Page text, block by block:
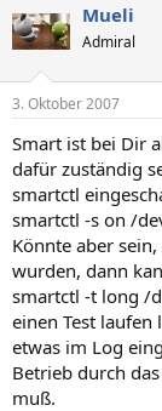
ATA Standard is:
Local Time is: Wed
SMART support is:
Disabled status
SMART support is:
SMART Disabled.
Mueli
Admiral
3. Oktober 2007
Smart ist bei Dir
dafür zuständig
smartctl
smartctl -s on /
Könnte aber
wurden, dann
smartctl -t long /
einen Test laufen
etwas im Log
Betrieb durch
muß.